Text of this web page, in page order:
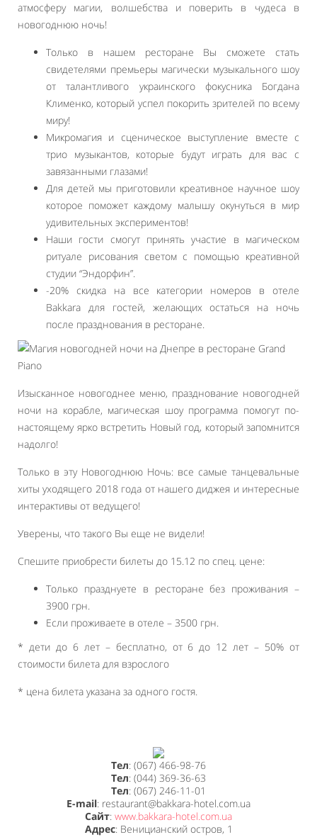
атмосферу магии, волшебства и поверить в чудеса в
новогоднюю ночь!
Только в нашем ресторане Вы сможете стать
свидетелями премьеры магически музыкального шоу
от талантливого украинского фокусника Богдана
Клименко, который успел покорить зрителей по всему
миру!
Микромагия и сценическое выступление вместе с
трио музыкантов, которые будут играть для вас с
завязанными глазами!
Для детей мы приготовили креативное научное шоу
которое поможет каждому малышу окунуться в мир
удивительных экспериментов!
Наши гости смогут принять участие в магическом
ритуале рисования светом с помощью креативной
студии “Эндорфин”.
-20% скидка на все категории номеров в отеле
Bakkara для гостей, желающих остаться на ночь
после празднования в ресторане.
Изысканное новогоднее меню, празднование новогодней
ночи на корабле, магическая шоу программа помогут по-
настоящему ярко встретить Новый год, который запомнится
надолго!
Только в эту Новогоднюю Ночь: все самые танцевальные
хиты уходящего 2018 года от нашего диджея и интересные
интерактивы от ведущего!
Уверены, что такого Вы еще не видели!
Спешите приобрести билеты до 15.12 по спец. цене:
Только празднуете в ресторане без проживания –
3900 грн.
Если проживаете в отеле – 3500 грн.
* дети до 6 лет – бесплатно, от 6 до 12 лет – 50% от
стоимости билета для взрослого
* цена билета указана за одного гостя.
Тел: (067) 466-98-76
Тел: (044) 369-36-63
Тел: (067) 246-11-01
E-mail: restaurant@bakkara-hotel.com.ua
Сайт: www.bakkara-hotel.com.ua
Адрес: Веницианский остров, 1